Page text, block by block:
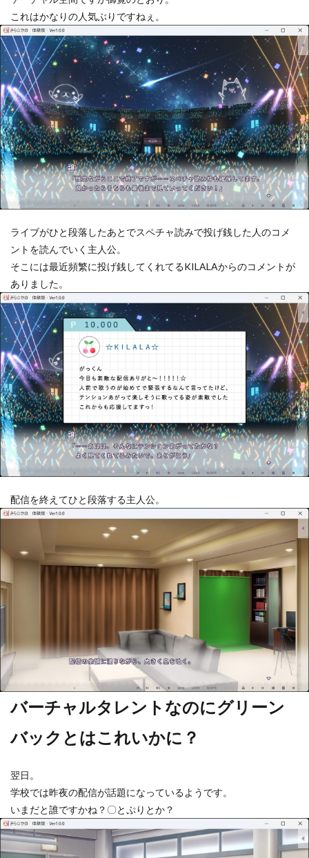
これはかなりの人気ぶりですねぇ。
ライブがひと段落したあとでスペチャ読みで投げ銭した人のコメ
ントを読んでいく主人公。
そこには最近頻繁に投げ銭してくれてるKILALAからのコメントが
ありました。
配信を終えてひと段落する主人公。
バーチャルタレントなのにグリーン
バックとはこれいかに？
翌日。
学校では昨夜の配信が話題になっているようです。
いまだと誰ですかね？〇とぷりとか？